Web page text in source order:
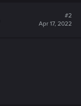
#2
Apr 17, 2022